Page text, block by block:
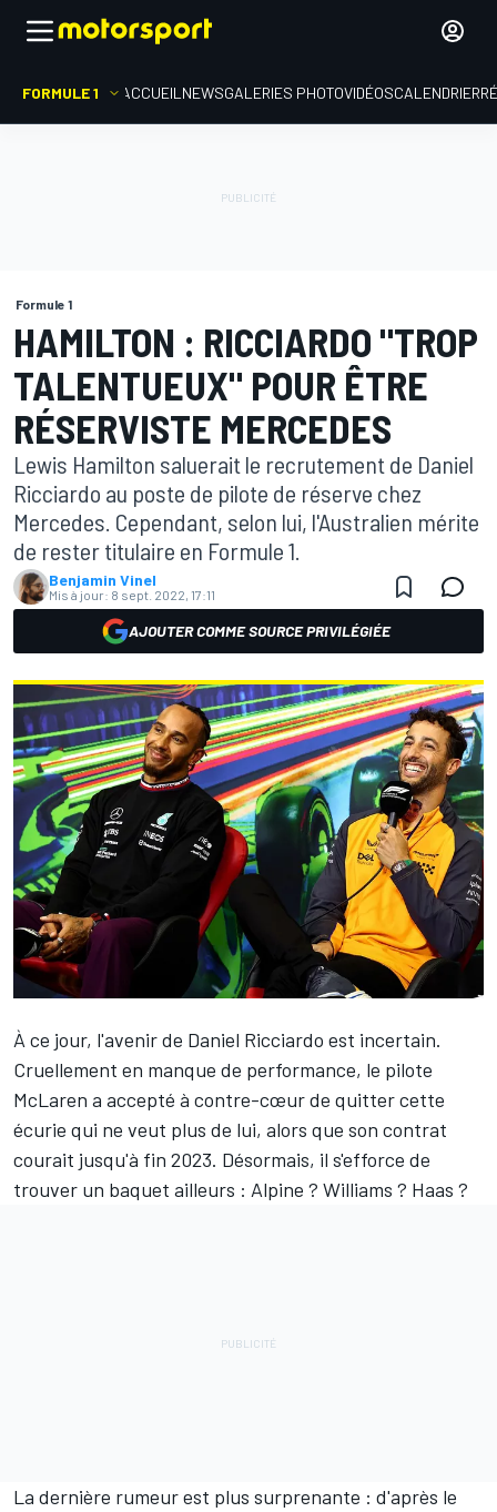
FORMULE 1 ACCUEIL NEWSGALERIES PHOTOVIDÉOSCALENDRIER
Formule 1
HAMILTON : RICCIARDO "TROP
TALENTUEUX" POUR ÊTRE
RÉSERVISTE MERCEDES
Lewis Hamilton saluerait le recrutement de Daniel
Ricciardo au poste de pilote de réserve chez
Mercedes. Cependant, selon lui, l'Australien mérite
de rester titulaire en Formule 1.
Benjamin Vinel
Mis à jour: 8 sept. 2022, 17:11
AJOUTER COMME SOURCE PRIVILÉGIÉE
À ce jour, l'avenir de Daniel Ricciardo est incertain.
Cruellement en manque de performance, le pilote
McLaren a accepté à contre-cœur de quitter cette
écurie qui ne veut plus de lui, alors que son contrat
courait jusqu'à fin 2023. Désormais, il s'efforce de
trouver un baquet ailleurs : Alpine ? Williams ? Haas ?
La dernière rumeur est plus surprenante : d'après le